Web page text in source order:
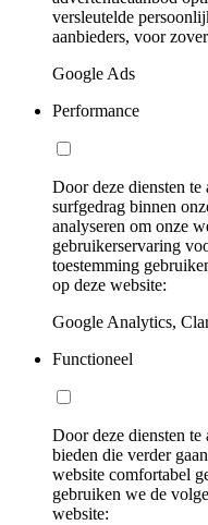
versleutelde
aanbieders, voor
Google Ads
Performance
Door deze diensten
surfgedrag binnen
analyseren om onze
gebruikerservaring
toestemming
op deze website:
Google Analytics,
Functioneel
Door deze diensten
bieden die verder
website comfortabel
gebruiken we de
website: